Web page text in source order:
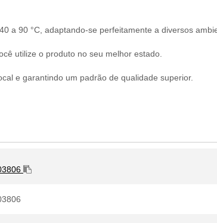
a 90 °C, adaptando-se perfeitamente a diversos
utilize o produto no seu melhor estado.
e garantindo um padrão de qualidade superior.